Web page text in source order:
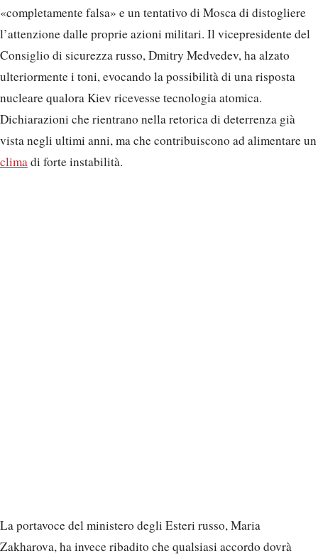
«completamente falsa» e un tentativo di Mosca di distogliere
l’attenzione dalle proprie azioni militari. Il vicepresidente del
Consiglio di sicurezza russo, Dmitry Medvedev, ha alzato
ulteriormente i toni, evocando la possibilità di una risposta
nucleare qualora Kiev ricevesse tecnologia atomica.
Dichiarazioni che rientrano nella retorica di deterrenza già
vista negli ultimi anni, ma che contribuiscono ad alimentare un
clima di forte instabilità.
La portavoce del ministero degli Esteri russo, Maria
Zakharova, ha invece ribadito che qualsiasi accordo dovrà